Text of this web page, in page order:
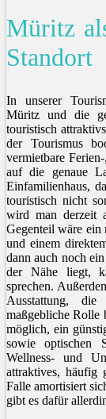
Müritz
Standort
In unserer
Müritz und die
touristisch
der Tourismus
vermietbare
auf die genaue
Einfamilienhaus,
touristisch nicht
wird man derzeit
Gegenteil wäre ein
und einem
dann auch noch
der Nähe liegt,
sprechen.
Ausstattung,
maßgebliche Rolle
möglich, ein
sowie optischen
Wellness- und
attraktives, häufig
Falle amortisiert
gibt es dafür